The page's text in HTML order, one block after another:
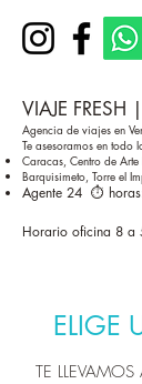
VIAJE
Agencia de viajes en
Te asesoramos en todo
Caracas, Centro de
Barquisimeto, Torre el
Agente 24 ⏱️
Horario oficina 8 a
ELIGE
TE LLEVAMOS